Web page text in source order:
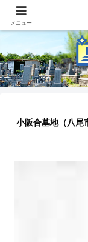
小阪合墓地（八尾
メニュー